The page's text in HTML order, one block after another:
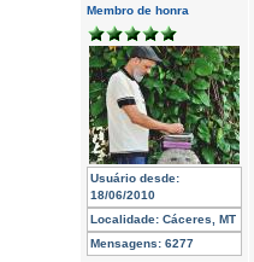
Membro de honra
Usuário desde:
18/06/2010
Localidade: Cáceres, MT
Mensagens: 6277